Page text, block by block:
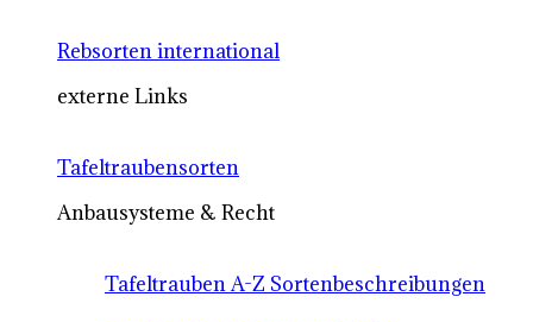
Rebsorten international
externe Links
Tafeltraubensorten
Anbausysteme & Recht
Tafeltrauben A-Z Sortenbeschreibungen